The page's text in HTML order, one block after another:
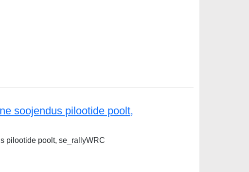
soojendus pilootide poolt,
pilootide poolt, se_rallyWRC
pilootide poolt, se_rallyWRC